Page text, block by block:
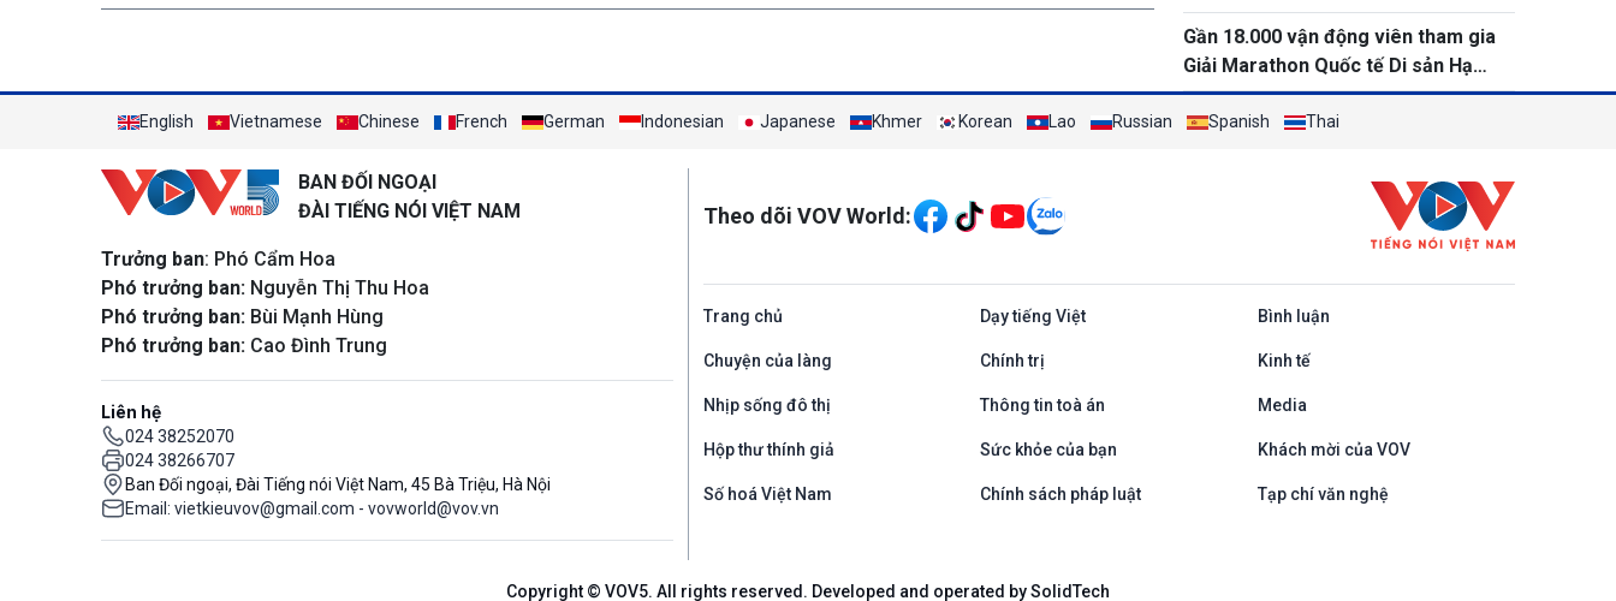
nước
Gần 18.000 vận động viên tham gia
Giải Marathon Quốc tế Di sản Hạ
Long 2026
English Vietnamese Chinese French German Indonesian Japanese Khmer Korean Lao Russian Spanish Thai
BAN ĐỐI NGOẠI
ĐÀI TIẾNG NÓI VIỆT NAM
Trưởng ban: Phó Cẩm Hoa
Phó trưởng ban: Nguyễn Thị Thu Hoa
Phó trưởng ban: Bùi Mạnh Hùng
Phó trưởng ban: Cao Đình Trung
Liên hệ
024 38252070
024 38266707
Ban Đối ngoại, Đài Tiếng nói Việt Nam, 45 Bà Triệu, Hà Nội
Email: vietkieuvov@gmail.com - vovworld@vov.vn
Theo dõi VOV World:
Trang chủ Dạy tiếng Việt Bình luận
Chuyện của làng Chính trị Kinh tế
Nhịp sống đô thị Thông tin toà án Media
Hộp thư thính giả Sức khỏe của bạn Khách mời của VOV
Số hoá Việt Nam Chính sách pháp luật Tạp chí văn nghệ
Copyright © VOV5. All rights reserved. Developed and operated by SolidTech